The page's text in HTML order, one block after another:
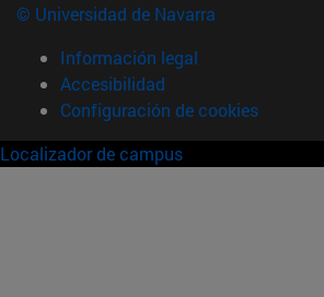
© Universidad de Navarra
Información legal
Accesibilidad
Configuración de cookies
Localizador de campus